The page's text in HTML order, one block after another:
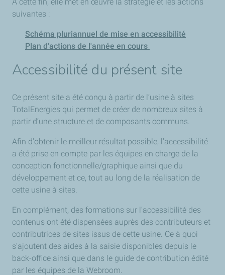
suivantes :
Schéma pluriannuel de mise en accessibilité
Plan d'actions de l'année en cours
Accessibilité du présent site
Ce présent site a été conçu à partir de l’usine à sites
TotalEnergies qui permet de créer de nombreux sites à
partir d’une structure et de composants communs.
Afin d'obtenir le meilleur résultat possible, l'accessibilité
a été prise en compte par les équipes en charge de la
conception fonctionnelle/graphique ainsi que du
développement et ce, tout au long de la réalisation de
cette usine à sites.
En complément, des formations sur l’accessibilité des
contenus ont été dispensées auprès des contributeurs et
contributrices de sites issus de cette usine. Ce à quoi
s’ajoutent des aides à la saisie disponibles depuis le
back-office ainsi que dans le guide de contribution édité
par les équipes de la Webroom.